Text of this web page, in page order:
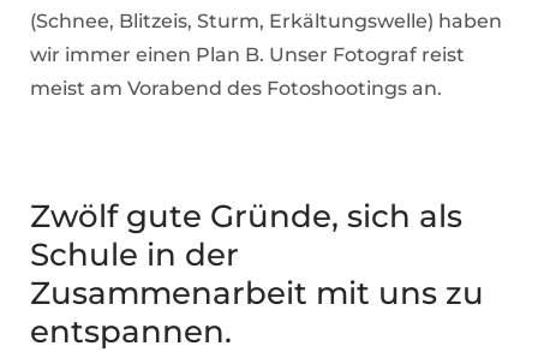
(Schnee, Blitzeis, Sturm, Erkältungswelle) haben
wir immer einen Plan B. Unser Fotograf reist
meist am Vorabend des Fotoshootings an.
Zwölf gute Gründe, sich als
Schule in der
Zusammenarbeit mit uns zu
entspannen.